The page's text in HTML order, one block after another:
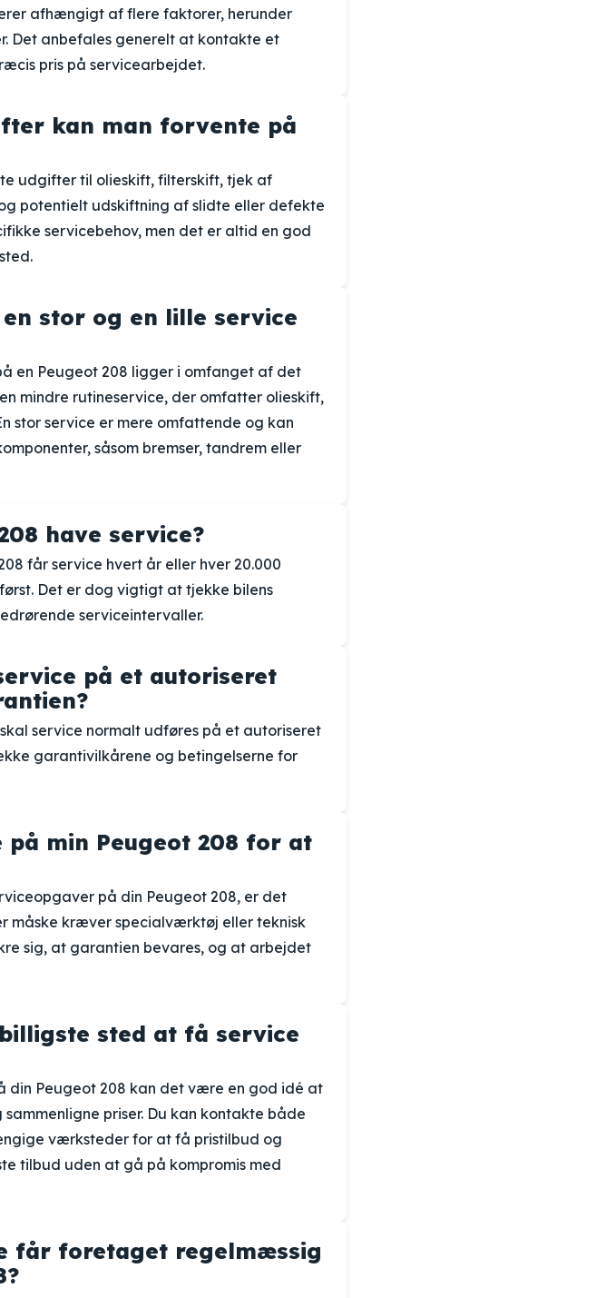
afhængigt af flere faktorer, herunder
Det anbefales generelt at kontakte et
pris på servicearbejdet.
kan man forvente på
udgifter til olieskift, filterskift, tjek af
potentielt udskiftning af slidte eller defekte
servicebehov, men det er altid en god
stor og en lille service
en Peugeot 208 ligger i omfanget af det
mindre rutineservice, der omfatter olieskift,
stor service er mere omfattende og kan
såsom bremser, tandrem eller
have service?
får service hvert år eller hver 20.000
Det er dog vigtigt at tjekke bilens
serviceintervaller.
på et autoriseret
service normalt udføres på et autoriseret
garantivilkårene og betingelserne for
min Peugeot 208 for at
på din Peugeot 208, er det
måske kræver specialværktøj eller teknisk
sig, at garantien bevares, og at arbejdet
sted at få service
din Peugeot 208 kan det være en god idé at
priser. Du kan kontakte både
værksteder for at få pristilbud og
tilbud uden at gå på kompromis med
får foretaget regelmæssig